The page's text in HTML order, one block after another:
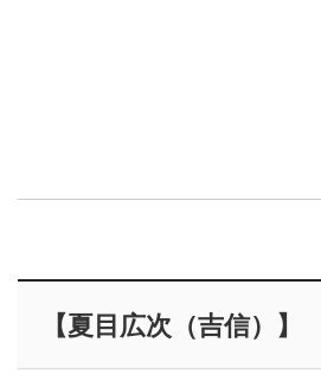
【夏目広次（吉信）】